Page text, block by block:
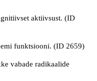
aktiivsust. (ID
funktsiooni. (ID 2659)
vabade radikaalide